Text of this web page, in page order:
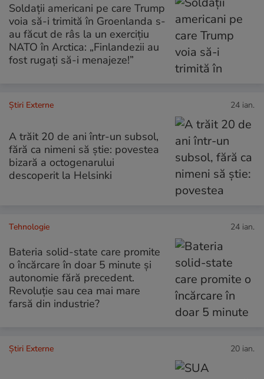
Soldații americani pe care Trump
voia să-i trimită în Groenlanda s-
au făcut de râs la un exercițiu
NATO în Arctica: „Finlandezii au
fost rugați să-i menajeze!”
Știri Externe 24 ian.
A trăit 20 de ani într-un subsol,
fără ca nimeni să știe: povestea
bizară a octogenarului
descoperit la Helsinki
Tehnologie 24 ian.
Bateria solid-state care promite
o încărcare în doar 5 minute și
autonomie fără precedent.
Revoluție sau cea mai mare
farsă din industrie?
Știri Externe 20 ian.